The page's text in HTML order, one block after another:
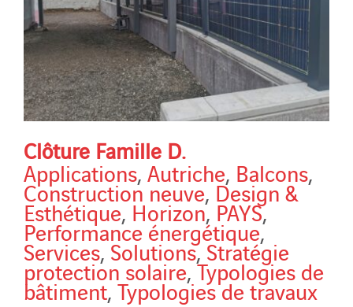
Clôture Famille D.
Applications, Autriche, Balcons,
Construction neuve,Design &
Esthétique,Horizon, PAYS,
Performance énergétique,
Services,Solutions,Stratégie
protection solaire,Typologies de
bâtiment,Typologies de travaux